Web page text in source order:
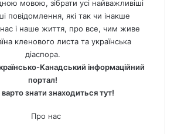
мовою, зібрати усі найважливіші
повідомлення, які так чи інакше
і наше життя, про все, чим живе
кленового листа та українська
діаспора.
Канадський інформаційний
портал!
знати знаходиться тут!
Про нас